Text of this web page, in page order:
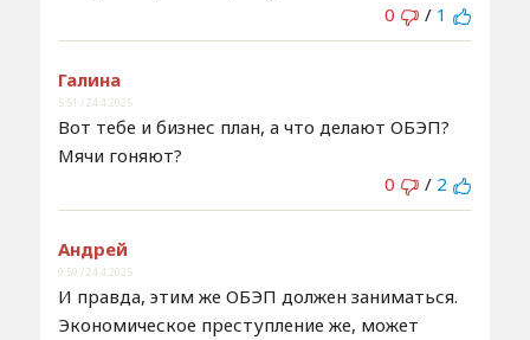
0
/ 1
Галина
5:51 / 24.4.2025
Вот тебе и бизнес план, а что делают ОБЭП?
Мячи гоняют?
0
/ 2
Андрей
9:59 / 24.4.2025
И правда, этим же ОБЭП должен заниматься.
Экономическое преступление же, может